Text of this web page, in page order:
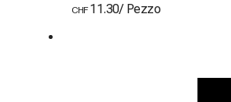
CHF 11.30/ Pezzo